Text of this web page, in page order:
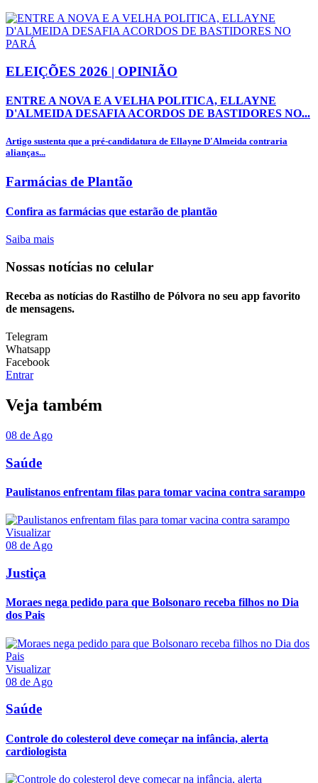
ELEIÇÕES 2026 | OPINIÃO
ENTRE A NOVA E A VELHA POLITICA, ELLAYNE
D'ALMEIDA DESAFIA ACORDOS DE BASTIDORES NO...
Artigo sustenta que a pré-candidatura de Ellayne D'Almeida contraria
alianças...
Farmácias de Plantão
Confira as farmácias que estarão de plantão
Saiba mais
Nossas notícias no celular
Receba as notícias do Rastilho de Pólvora no seu app favorito
de mensagens.
Telegram
Whatsapp
Facebook
Entrar
Veja também
08 de Ago
Saúde
Paulistanos enfrentam filas para tomar vacina contra sarampo
Visualizar
08 de Ago
Justiça
Moraes nega pedido para que Bolsonaro receba filhos no Dia
dos Pais
Visualizar
08 de Ago
Saúde
Controle do colesterol deve começar na infância, alerta
cardiologista